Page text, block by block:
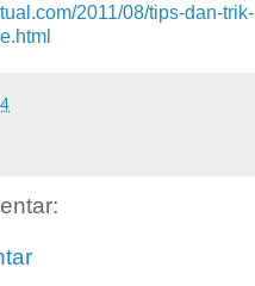
2011/08/tips-dan-trik-